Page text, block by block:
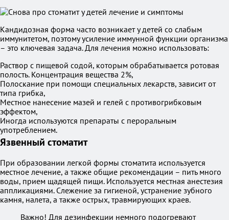
Кандидозная форма часто возникает у детей со слабым
иммунитетом, поэтому усиление иммунной функции организма
– это ключевая задача. Для лечения можно использовать:
Раствор с пищевой содой, которым обрабатывается ротовая
полость. Концентрация вещества 2%,
Полоскание при помощи специальных лекарств, зависит от
типа грибка,
Местное нанесение мазей и гелей с противогрибковым
эффектом,
Иногда используются препараты с пероральным
употреблением.
Язвенный стоматит
При образовании легкой формы стоматита используется
местное лечение, а также общие рекомендации – пить много
воды, прием щадящей пищи. Используется местная анестезия
аппликациями. Слежение за гигиеной, устранение зубного
камня, налета, а также острых, травмирующих краев.
Важно! Для дезинфекции немного подогревают